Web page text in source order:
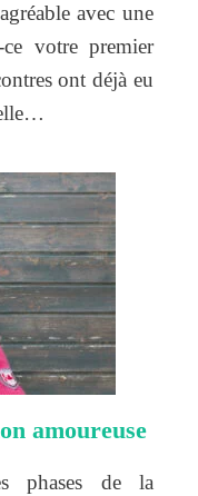
avec une
votre premier
ont déjà eu
amoureuse
phases de la